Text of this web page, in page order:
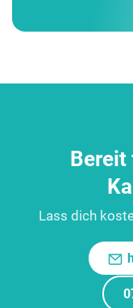
Bereit
Lass dich